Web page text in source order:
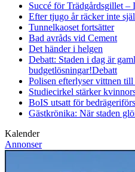
Succé för Trädgårdsgillet –
Efter tjugo år räcker inte
Tunnelkaoset fortsätter
Bad avråds vid Cement
Det händer i helgen
Debatt: Staden i dag är
budgetlösningar!Debatt
Polisen efterlyser vittnen till
Studiecirkel stärker
BoIS utsatt för
Gästkrönika: När staden
Kalender
Annonser